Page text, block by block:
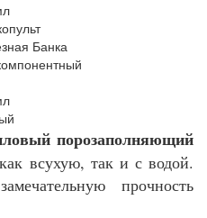
Банка
порозаполняющий
всухую, так и с водой.
прочность